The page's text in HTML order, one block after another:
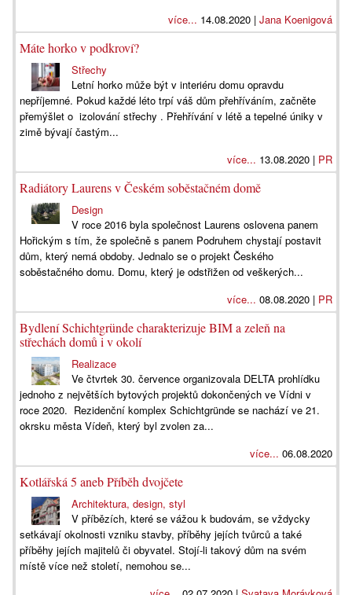
více... 14.08.2020 | Jana Koenigová
Máte horko v podkroví?
Střechy
Letní horko může být v interiéru domu opravdu
nepříjemné. Pokud každé léto trpí váš dům přehříváním, začněte
přemýšlet o izolování střechy . Přehřívání v létě a tepelné úniky v
zimě bývají častým...
více... 13.08.2020 | PR
Radiátory Laurens v Českém soběstačném domě
Design
V roce 2016 byla společnost Laurens oslovena panem
Hořickým s tím, že společně s panem Podruhem chystají postavit
dům, který nemá obdoby. Jednalo se o projekt Českého
soběstačného domu. Domu, který je odstřižen od veškerých...
více... 08.08.2020 | PR
Bydlení Schichtgründe charakterizuje BIM a zeleň na
střechách domů i v okolí
Realizace
Ve čtvrtek 30. července organizovala DELTA prohlídku
jednoho z největších bytových projektů dokončených ve Vídni v
roce 2020. Rezidenční komplex Schichtgründe se nachází ve 21.
okrsku města Vídeň, který byl zvolen za...
více... 06.08.2020
Kotlářská 5 aneb Příběh dvojčete
Architektura, design, styl
V příbězích, které se vážou k budovám, se vždycky
setkávají okolnosti vzniku stavby, příběhy jejích tvůrců a také
příběhy jejích majitelů či obyvatel. Stojí-li takový dům na svém
místě více než století, nemohou se...